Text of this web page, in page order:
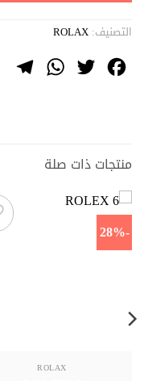
التصنيف: ROLAX
Facebook
Twitter
WhatsApp
منتجات ذات صلة
-28%
ROLAX